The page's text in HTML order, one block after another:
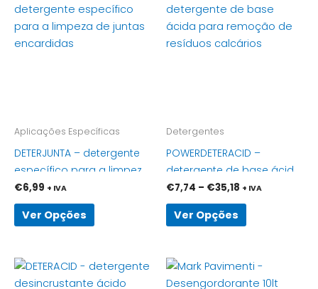
Aplicações Específicas
DETERJUNTA – detergente
específico para a limpeza
de juntas encardidas
€6,99 + IVA
Ver Opções
product
has
be
Detergentes
POWERDETERACID –
detergente de base ácida
para remoção de
resíduos calcários
€7,74 – €35,18
€7,74
through
€35,18
+ IVA
Ver Opções
product
has
multiple
Price
range:
This
product